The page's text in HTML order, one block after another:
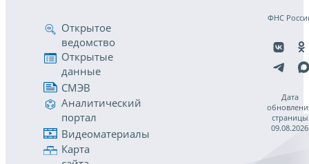
Открытое
ведомство
Открытые
данные
СМЭВ
Аналитический
портал
Видеоматериалы
Карта
ФНС
Дата
страницы
09.08.2026